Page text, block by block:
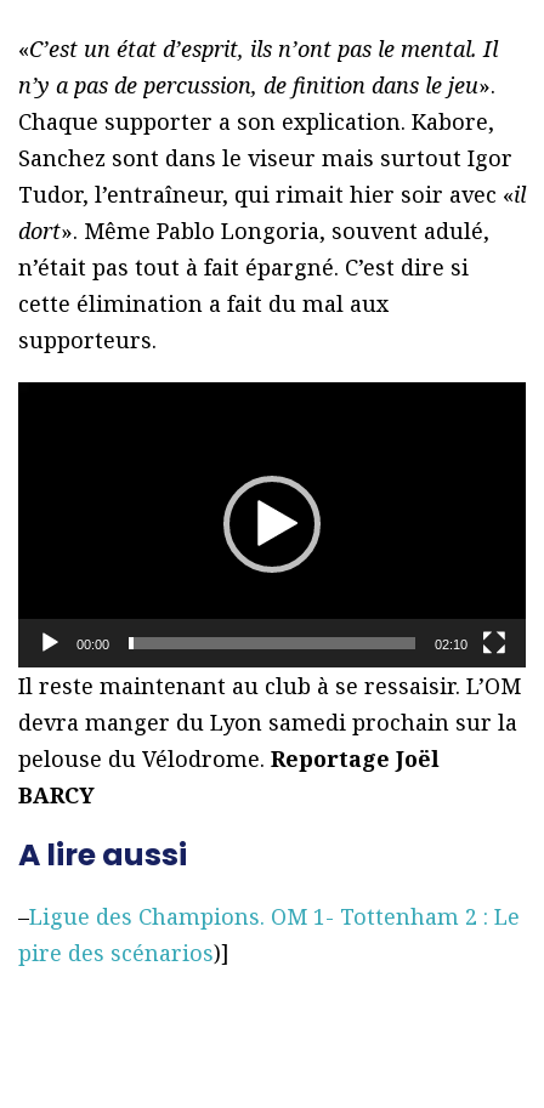
o
«C’est un état d’esprit, ils n’ont pas le mental. Il
n’y a pas de percussion, de finition dans le jeu».
Chaque supporter a son explication. Kabore,
Sanchez sont dans le viseur mais surtout Igor
Tudor, l’entraîneur, qui rimait hier soir avec «il
dort». Même Pablo Longoria, souvent adulé,
n’était pas tout à fait épargné. C’est dire si
cette élimination a fait du mal aux
supporteurs.
r
i
d
é
o
00:00 02:10
Il reste maintenant au club à se ressaisir. L’OM
devra manger du Lyon samedi prochain sur la
pelouse du Vélodrome. Reportage Joël
BARCY
A lire aussi
–Ligue des Champions. OM 1- Tottenham 2 : Le
pire des scénarios)]